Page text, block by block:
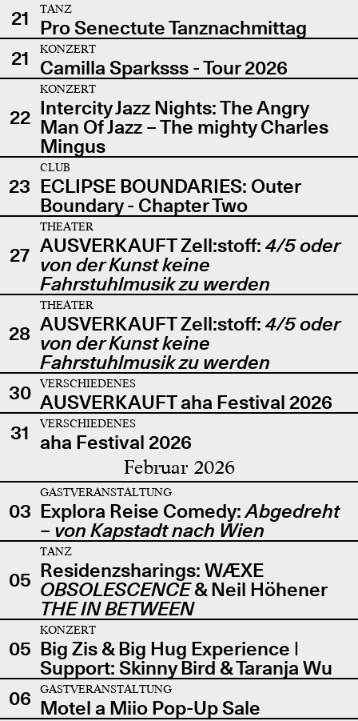
21
TANZ
Pro Senectute Tanznachmittag
21
KONZERT
Camilla Sparksss - Tour 2026
22
KONZERT
Intercity Jazz Nights: The Angry
Man Of Jazz – The mighty Charles
Mingus
23
CLUB
ECLIPSE BOUNDARIES: Outer
Boundary - Chapter Two
27
THEATER
AUSVERKAUFT Zell:stoff: 4/5 oder
von der Kunst keine
Fahrstuhlmusik zu werden
28
THEATER
AUSVERKAUFT Zell:stoff: 4/5 oder
von der Kunst keine
Fahrstuhlmusik zu werden
30
VERSCHIEDENES
AUSVERKAUFT aha Festival 2026
31
VERSCHIEDENES
aha Festival 2026
Februar 2026
03
GASTVERANSTALTUNG
Explora Reise Comedy:Abgedreht
– von Kapstadt nach Wien
05
TANZ
Residenzsharings: WÆXE
OBSOLESCENCE& Neil Höhener
THE IN BETWEEN
05
KONZERT
Big Zis & Big Hug Experience |
Support: Skinny Bird & Taranja Wu
06
GASTVERANSTALTUNG
Motel a Miio Pop-Up Sale